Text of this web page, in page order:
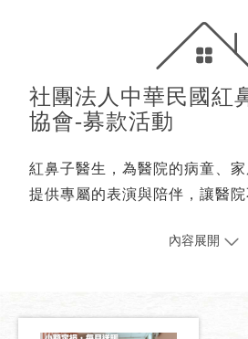
社團法人中華民國紅
協會-募款活動
紅鼻子醫生，為醫院的病童、家
提供專屬的表演與陪伴，讓醫院